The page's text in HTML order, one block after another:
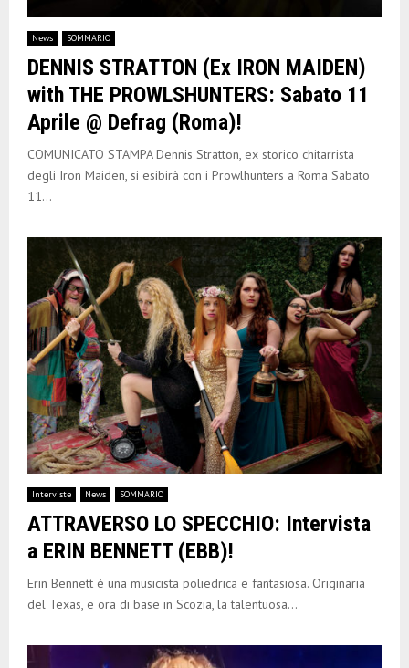
News SOMMARIO
DENNIS STRATTON (Ex IRON MAIDEN)
with THE PROWLSHUNTERS: Sabato 11
Aprile @ Defrag (Roma)!
COMUNICATO STAMPA Dennis Stratton, ex storico chitarrista
degli Iron Maiden, si esibirà con i Prowlhunters a Roma Sabato
11...
Interviste News SOMMARIO
ATTRAVERSO LO SPECCHIO: Intervista
a ERIN BENNETT (EBB)!
Erin Bennett è una musicista poliedrica e fantasiosa. Originaria
del Texas, e ora di base in Scozia, la talentuosa...